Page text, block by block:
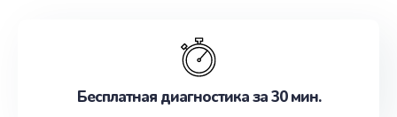
Бесплатная диагностика за 30 мин.